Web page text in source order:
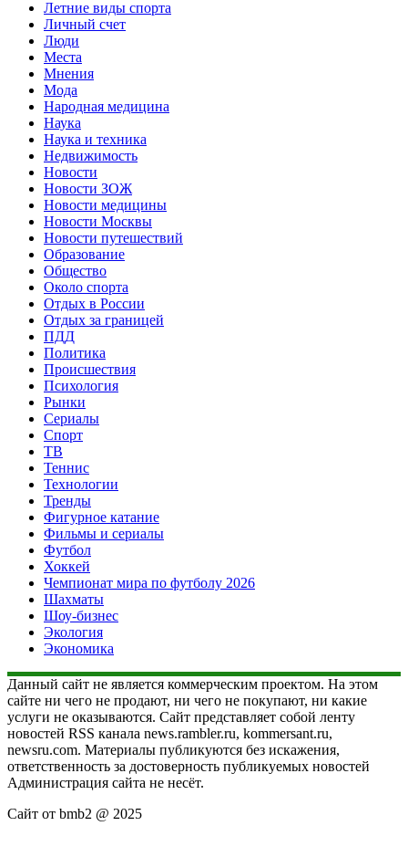
Летние виды спорта
Личный счет
Люди
Места
Мнения
Мода
Народная медицина
Наука
Наука и техника
Недвижимость
Новости
Новости ЗОЖ
Новости медицины
Новости Москвы
Новости путешествий
Образование
Общество
Около спорта
Отдых в России
Отдых за границей
ПДД
Политика
Происшествия
Психология
Рынки
Сериалы
Спорт
ТВ
Теннис
Технологии
Тренды
Фигурное катание
Фильмы и сериалы
Футбол
Хоккей
Чемпионат мира по футболу 2026
Шахматы
Шоу-бизнес
Экология
Экономика
Данный сайт не является коммерческим проектом. На этом
сайте ни чего не продают, ни чего не покупают, ни какие
услуги не оказываются. Сайт представляет собой ленту
новостей RSS канала news.rambler.ru, kommersant.ru,
newsru.com. Материалы публикуются без искажения,
ответственность за достоверность публикуемых новостей
Администрация сайта не несёт.
Сайт от bmb2 @ 2025